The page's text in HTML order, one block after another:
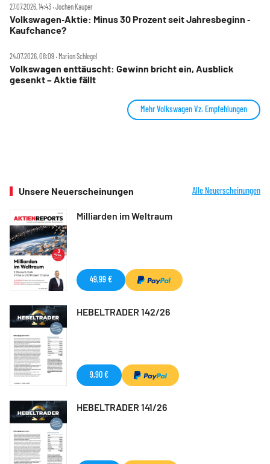
27.07.2026, 14:43 ‧ Jochen Kauper
Volkswagen‑Aktie: Minus 30 Prozent seit Jahresbeginn ‑
Kaufchance?
24.07.2026, 08:09 ‧ Marion Schlegel
Volkswagen enttäuscht: Gewinn bricht ein, Ausblick
gesenkt – Aktie fällt
Mehr Volkswagen Vz. Empfehlungen
Unsere Neuerscheinungen Alle Neuerscheinungen
Milliarden im Weltraum
49,99 €
HEBELTRADER 142/26
9,90 €
HEBELTRADER 141/26